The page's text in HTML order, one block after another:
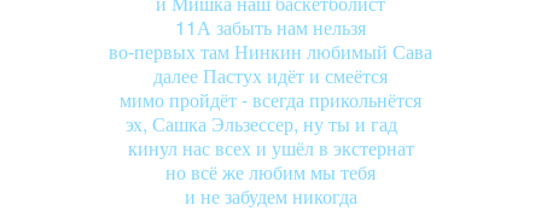
11А забыть нам нельзя
во-первых там Нинкин любимый Сава
далее Пастух идёт и смеётся
мимо пройдёт - всегда прикольнётся
эх, Сашка Эльзессер, ну ты и гад
кинул нас всех и ушёл в экстернат
но всё же любим мы тебя
и не забудем никогда